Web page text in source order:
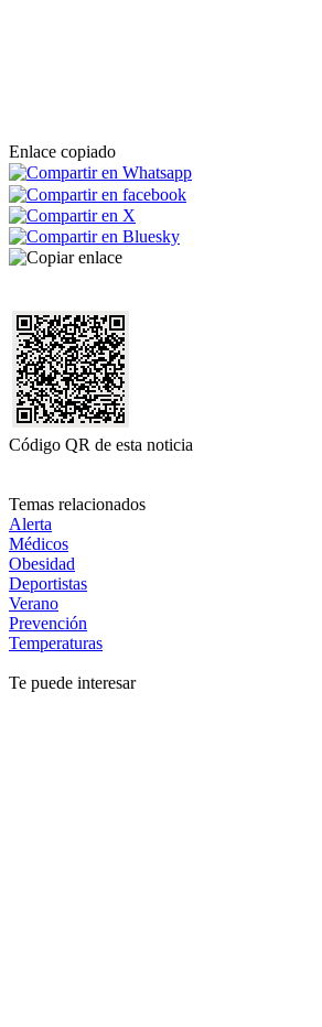
Enlace copiado
Código QR de esta noticia
Temas relacionados
Alerta
Médicos
Obesidad
Deportistas
Verano
Prevención
Temperaturas
Te puede interesar